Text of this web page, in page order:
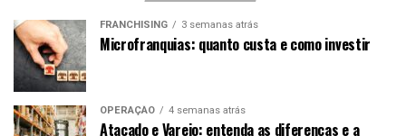
FRANCHISING 3 semanas atrás
Microfranquias: quanto custa e como investir
OPERAÇÃO 4 semanas atrás
Atacado e Varejo: entenda as diferenças e a